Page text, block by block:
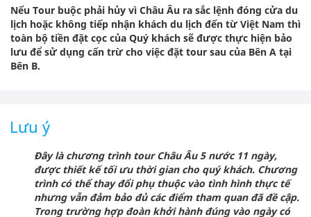
Nếu Tour buộc phải hủy vì Châu Âu ra sắc lệnh đóng cửa du
lịch hoặc không tiếp nhận khách du lịch đến từ Việt Nam thì
toàn bộ tiền đặt cọc của Quý khách sẽ được thực hiện bảo
lưu để sử dụng cấn trừ cho việc đặt tour sau của Bên A tại
Bên B.
Lưu ý
Đây là chương trình tour Châu Âu 5 nước 11 ngày,
được thiết kế tối ưu thời gian cho quý khách. Chương
trình có thể thay đổi phụ thuộc vào tình hình thực tế
nhưng vẫn đảm bảo đủ các điểm tham quan đã đề cập.
Trong trường hợp đoàn khởi hành đúng vào ngày có